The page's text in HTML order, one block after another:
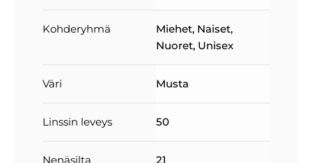
Kohderyhmä Miehet, Naiset,
Nuoret, Unisex
Väri Musta
Linssin leveys 50
Nenäsilta 21